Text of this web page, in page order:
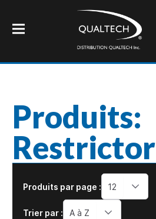
Produits:
Restrictor
Produits par page : 12
Trier par : A à Z